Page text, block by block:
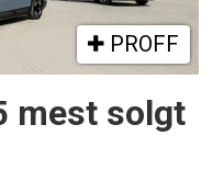
PROFF
mest solgt